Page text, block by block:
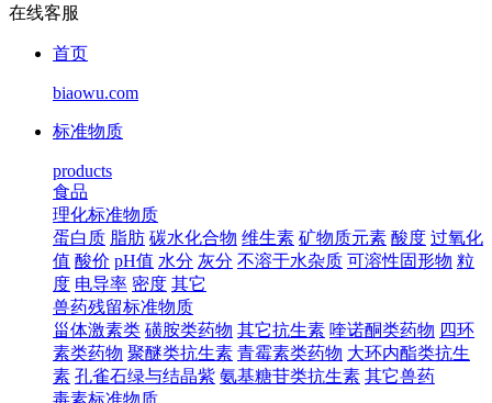
在线客服
首页
biaowu.com
标准物质
products
食品
理化标准物质
蛋白质 脂肪 碳水化合物 维生素 矿物质元素 酸度 过氧化
值 酸价 pH值 水分 灰分 不溶于水杂质 可溶性固形物 粒
度 电导率 密度 其它
兽药残留标准物质
甾体激素类 磺胺类药物 其它抗生素 喹诺酮类药物 四环
素类药物 聚醚类抗生素 青霉素类药物 大环内酯类抗生
素 孔雀石绿与结晶紫 氨基糖苷类抗生素 其它兽药
毒素标准物质